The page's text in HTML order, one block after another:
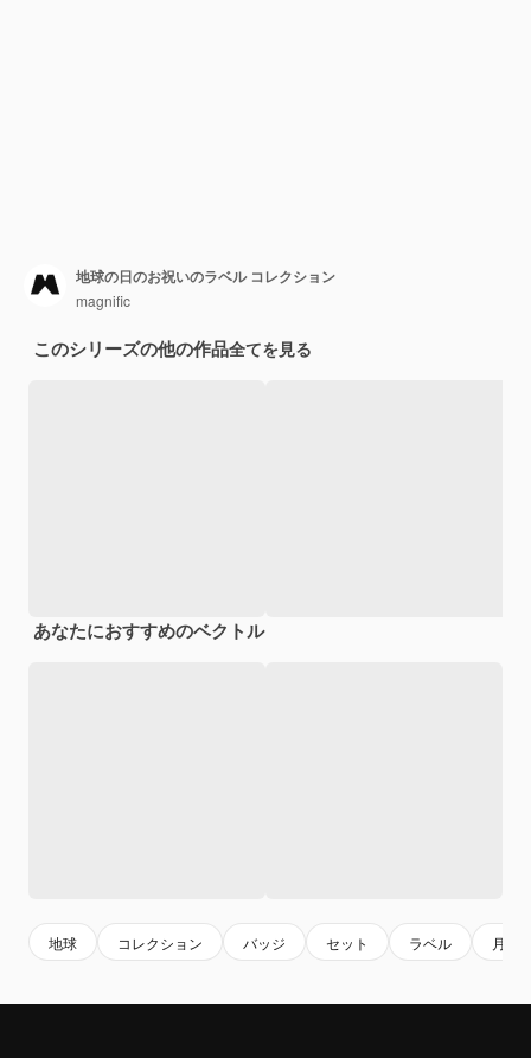
地球の日のお祝いのラベル コレクション
magnific
このシリーズの他の作品全てを見る
あなたにおすすめのベクトル
地球 コレクション バッジ セット ラベル 月地